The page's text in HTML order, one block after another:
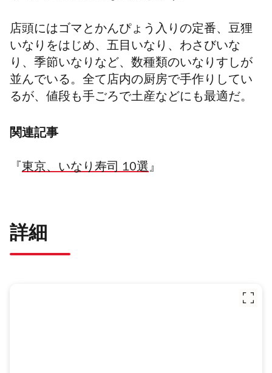
店頭にはゴマとかんぴょう入りの定番、豆狸
いなりをはじめ、五目いなり、わさびいな
り、季節いなりなど、数種類のいなりすしが
並んでいる。全て店内の厨房で手作りしてい
るが、値段も手ごろで土産などにも最適だ。
関連記事
『 東京、いなり寿司 10選』
詳細